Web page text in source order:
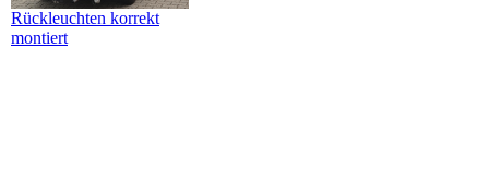
Rückleuchten korrekt
montiert